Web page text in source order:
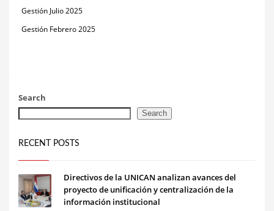
Gestión Julio 2025
Gestión Febrero 2025
Search
Search
RECENT POSTS
Directivos de la UNICAN analizan avances del
proyecto de unificación y centralización de la
información institucional